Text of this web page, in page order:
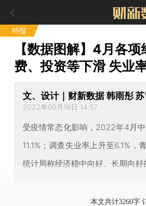
特报
【数据图解】4月各
费、投资等下滑 失业
文、设计｜财新数据 韩雨彤
2022年05月16日 14:57
受疫情常态化影响，2022年4月
11.1%；调查失业率上升至6.1%
统计局称经济稳中向好、长期向
本文共计3260字